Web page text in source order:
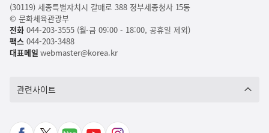
(30119) 세종특별자치시 갈매로 388 정부세종청사 15동
© 문화체육관광부
전화044-203-3555 (월-금 09:00 - 18:00, 공휴일 제외)
팩스044-203-3488
대표메일 webmaster@korea.kr
관련사이트